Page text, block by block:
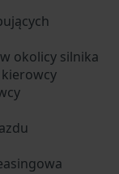
okolicy silnika